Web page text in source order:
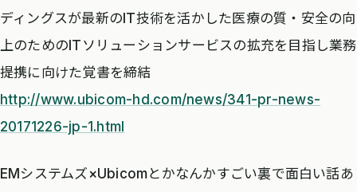
ディングスが最新のIT技術を活かした医療の質・安全の向
上のためのITソリューションサービスの拡充を目指し業務
提携に向けた覚書を締結
http://www.ubicom-hd.com/news/341-pr-news-
20171226-jp-1.html
EMシステムズ×Ubicomとかなんかすごい裏で面白い話あ